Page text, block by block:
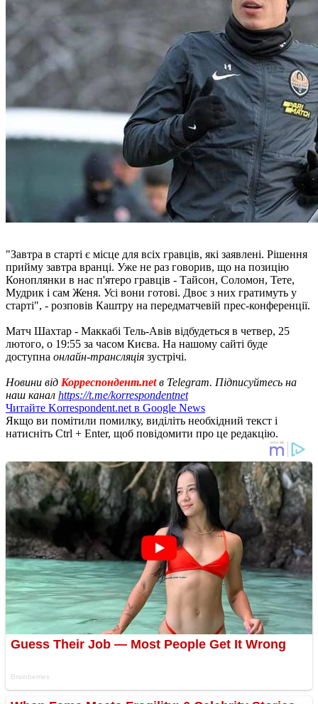
"Завтра в старті є місце для всіх гравців, які заявлені. Рішення
прийму завтра вранці. Уже не раз говорив, що на позицію
Коноплянки в нас п'ятеро гравців - Тайсон, Соломон, Тете,
Мудрик і сам Женя. Усі вони готові. Двоє з них гратимуть у
старті", - розповів Каштру на передматчевій прес-конференції.
Матч Шахтар - Маккабі Тель-Авів відбудеться в четвер, 25
лютого, о 19:55 за часом Києва. На нашому сайті буде
доступна онлайн-трансляція зустрічі.
Новини від Корреспондент.netв Telegram. Підписуйтесь на
наш канал https://t.me/korrespondentnet
Читайте Korrespondent.net в Google News
Якщо ви помітили помилку, виділіть необхідний текст і
натисніть Ctrl + Enter, щоб повідомити про це редакцію.